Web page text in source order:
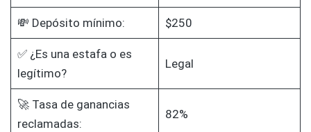
💸 Depósito mínimo: $250
✅ ¿Es una estafa o es
legítimo?
Legal
🚀 Tasa de ganancias
reclamadas:
82%